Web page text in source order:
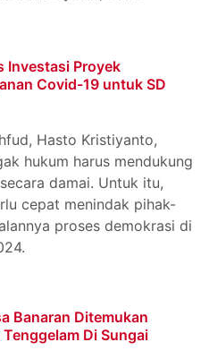
Investasi Proyek
Covid-19 untuk SD
Hasto Kristiyanto,
hukum harus mendukung
damai. Untuk itu,
cepat menindak pihak-
proses demokrasi di
Banaran Ditemukan
Di Sungai